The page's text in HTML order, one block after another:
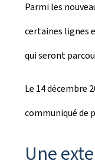
Parmi les
certaines lignes
qui seront
Le 14 décembre
communiqué de
Une